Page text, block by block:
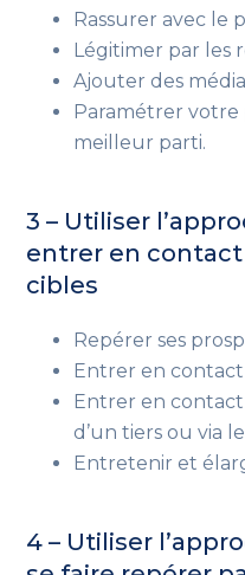
Rassurer avec le
Légitimer par les
Ajouter des
Paramétrer
meilleur parti.
3 – Utiliser
entrer en
cibles
Repérer ses
Entrer en
Entrer en
d’un tiers ou via
Entretenir et
4 – Utiliser